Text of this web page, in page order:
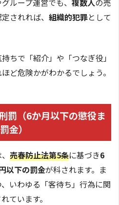
ループ運営でも、 複数人の売
されれば、 組織的犯罪として
ちで「紹介」や「つなぎ役」
ど危険かがわかるでしょう。
罰（6か月以下の懲役ま
金）
売春防止法第5条に基づき6
以下の罰金が科されます。ま
いわゆる「客待ち」行為に関
ています。